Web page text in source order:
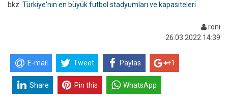
bkz: Türkiye'nin en büyük futbol stadyumları ve kapasiteleri
roni
26.03.2022 14:39
E-mail Tweet Paylas +1
Share Pin this WhatsApp